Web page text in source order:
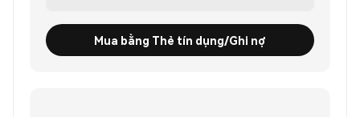
Mua bằng Thẻ tín dụng/Ghi nợ